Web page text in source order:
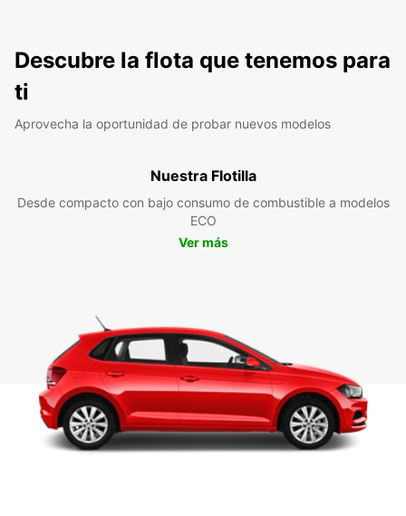
Descubre la flota que tenemos para
ti
Aprovecha la oportunidad de probar nuevos modelos
Nuestra Flotilla
Desde compacto con bajo consumo de combustible a modelos
ECO
Ver más